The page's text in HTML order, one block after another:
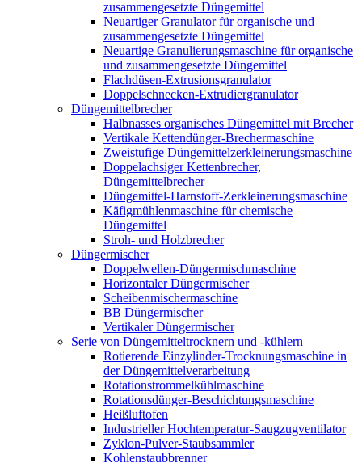
zusammengesetzte Düngemittel
Neuartiger Granulator für organische und
zusammengesetzte Düngemittel
Neuartige Granulierungsmaschine für organische
und zusammengesetzte Düngemittel
Flachdüsen-Extrusionsgranulator
Doppelschnecken-Extrudiergranulator
Düngemittelbrecher
Halbnasses organisches Düngemittel mit Brecher
Vertikale Kettendünger-Brechermaschine
Zweistufige Düngemittelzerkleinerungsmaschine
Doppelachsiger Kettenbrecher,
Düngemittelbrecher
Düngemittel-Harnstoff-Zerkleinerungsmaschine
Käfigmühlenmaschine für chemische
Düngemittel
Stroh- und Holzbrecher
Düngermischer
Doppelwellen-Düngermischmaschine
Horizontaler Düngermischer
Scheibenmischermaschine
BB Düngermischer
Vertikaler Düngermischer
Serie von Düngemitteltrocknern und -kühlern
Rotierende Einzylinder-Trocknungsmaschine in
der Düngemittelverarbeitung
Rotationstrommelkühlmaschine
Rotationsdünger-Beschichtungsmaschine
Heißluftofen
Industrieller Hochtemperatur-Saugzugventilator
Zyklon-Pulver-Staubsammler
Kohlenstaubbrenner